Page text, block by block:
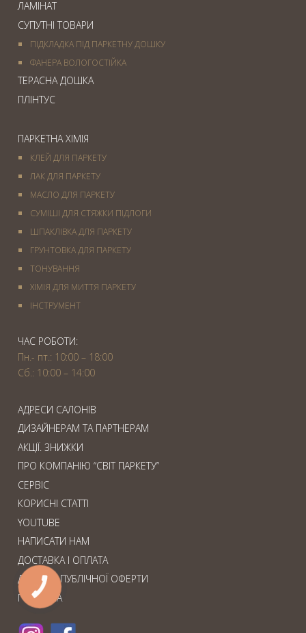
ЛАМІНАТ
СУПУТНІ ТОВАРИ
ПІДКЛАДКА ПІД ПАРКЕТНУ ДОШКУ
ФАНЕРА ВОЛОГОСТІЙКА
ТЕРАСНА ДОШКА
ПЛІНТУС
ПАРКЕТНА ХІМІЯ
КЛЕЙ ДЛЯ ПАРКЕТУ
ЛАК ДЛЯ ПАРКЕТУ
МАСЛО ДЛЯ ПАРКЕТУ
СУМІШІ ДЛЯ СТЯЖКИ ПІДЛОГИ
ШПАКЛІВКА ДЛЯ ПАРКЕТУ
ГРУНТОВКА ДЛЯ ПАРКЕТУ
ТОНУВАННЯ
ХІМІЯ ДЛЯ МИТТЯ ПАРКЕТУ
IНСТРУМЕНТ
ЧАС РОБОТИ:
Пн.- пт.: 10:00 – 18:00
Сб.: 10:00 – 14:00
АДРЕСИ САЛОНІВ
ДИЗАЙНЕРАМ ТА ПАРТНЕРАМ
АКЦІЇ. ЗНИЖКИ
ПРО КОМПАНІЮ “СВІТ ПАРКЕТУ”
СЕРВІС
КОРИСНІ СТАТТІ
YOUTUBE
НАПИСАТИ НАМ
ДОСТАВКА І ОПЛАТА
ДОГОВІР ПУБЛІЧНОЇ ОФЕРТИ
ГОЛОВНА
КНОПКА
ЗВ'ЯЗКУ